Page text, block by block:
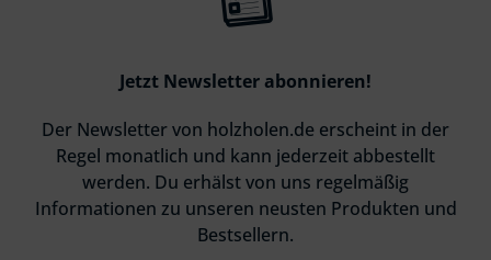
Jetzt Newsletter abonnieren!
Der Newsletter von holzholen.de erscheint in der
Regel monatlich und kann jederzeit abbestellt
werden. Du erhälst von uns regelmäßig
Informationen zu unseren neusten Produkten und
Bestsellern.